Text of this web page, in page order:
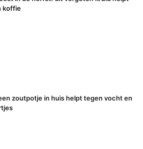
koffie
zoutpotje in huis helpt tegen vocht en